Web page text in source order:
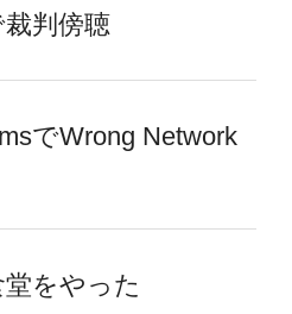
判傍聴
でWrong Network
をやった